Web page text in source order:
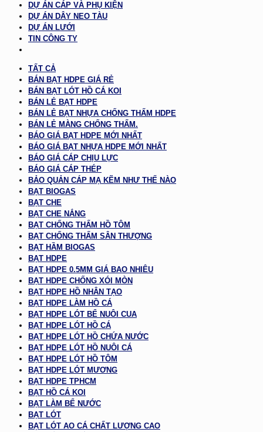
DỰ ÁN CÁP VÀ PHỤ KIỆN
DỰ ÁN DÂY NEO TÀU
DỰ ÁN LƯỚI
TIN CÔNG TY
TẤT CẢ
BÁN BẠT HDPE GIÁ RẺ
BÁN BẠT LÓT HỒ CÁ KOI
BÁN LẺ BẠT HDPE
BÁN LẺ BẠT NHỰA CHỐNG THẤM HDPE
BÁN LẺ MÀNG CHỐNG THẤM.
BÁO GIÁ BẠT HDPE MỚI NHẤT
BÁO GIÁ BẠT NHỰA HDPE MỚI NHẤT
BÁO GIÁ CÁP CHỊU LỰC
BÁO GIÁ CÁP THÉP
BẢO QUẢN CÁP MẠ KẼM NHƯ THẾ NÀO
BẠT BIOGAS
BẠT CHE
BẠT CHE NẮNG
BẠT CHỐNG THẤM HỒ TÔM
BẠT CHỐNG THẤM SÂN THƯỢNG
BẠT HẦM BIOGAS
BẠT HDPE
BẠT HDPE 0.5MM GIÁ BAO NHIÊU
BẠT HDPE CHỐNG XÓI MÒN
BẠT HDPE HỒ NHÂN TẠO
BẠT HDPE LÀM HỒ CÁ
BẠT HDPE LÓT BỂ NUÔI CUA
BẠT HDPE LÓT HỒ CÁ
BẠT HDPE LÓT HỒ CHỨA NƯỚC
BẠT HDPE LÓT HỒ NUÔI CÁ
BẠT HDPE LÓT HỒ TÔM
BẠT HDPE LÓT MƯƠNG
BẠT HDPE TPHCM
BẠT HỒ CÁ KOI
BẠT LÀM BỂ NƯỚC
BẠT LÓT
BẠT LÓT AO CÁ CHẤT LƯỢNG CAO